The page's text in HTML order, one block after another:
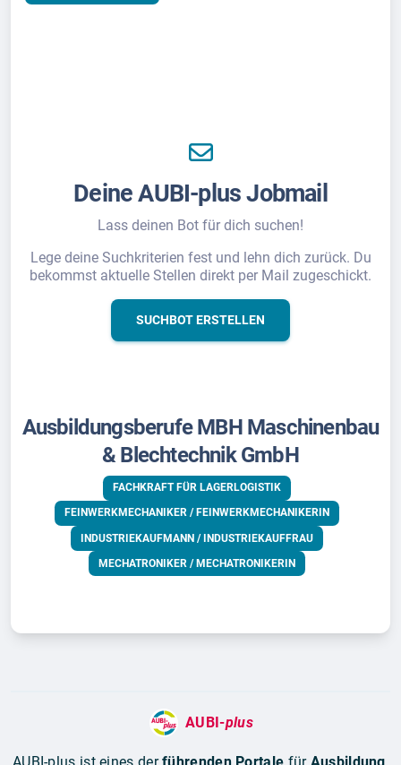
Deine AUBI-plus Jobmail
Lass deinen Bot für dich suchen!
Lege deine Suchkriterien fest und lehn dich zurück. Du
bekommst aktuelle Stellen direkt per Mail zugeschickt.
SUCHBOT ERSTELLEN
Ausbildungsberufe MBH Maschinenbau
& Blechtechnik GmbH
FACHKRAFT FÜR LAGERLOGISTIK
FEINWERKMECHANIKER / FEINWERKMECHANIKERIN
INDUSTRIEKAUFMANN / INDUSTRIEKAUFFRAU
MECHATRONIKER / MECHATRONIKERIN
AUBI-plus